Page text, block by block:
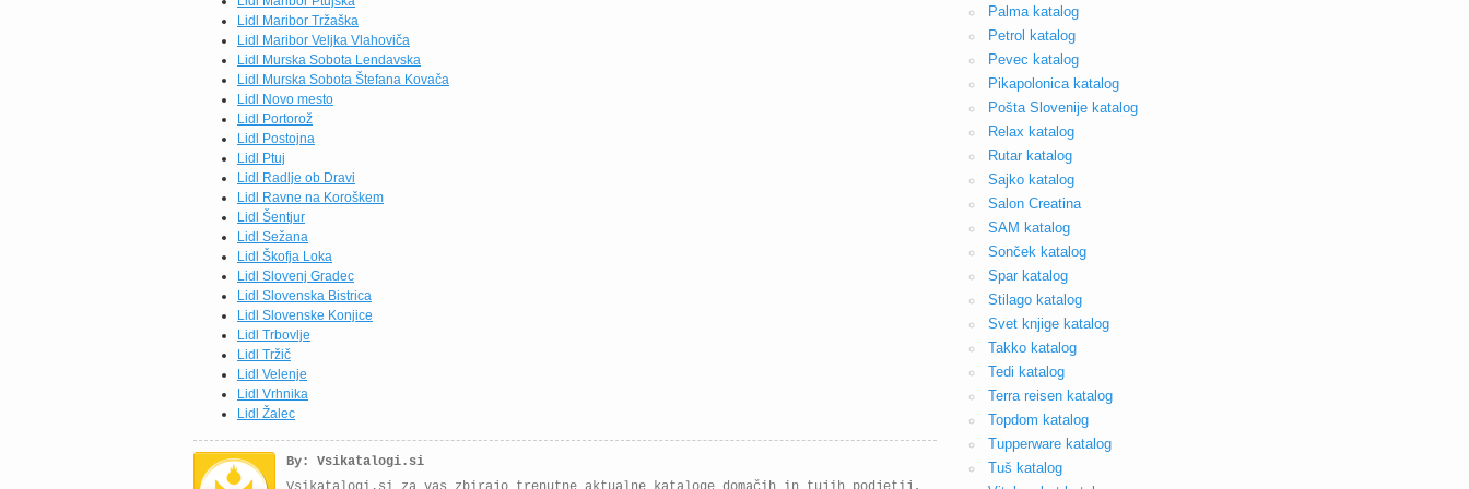
Lidl Maribor Tržaška
Lidl Maribor Veljka Vlahoviča
Lidl Murska Sobota Lendavska
Lidl Murska Sobota Štefana Kovača
Lidl Novo mesto
Lidl Portorož
Lidl Postojna
Lidl Ptuj
Lidl Radlje ob Dravi
Lidl Ravne na Koroškem
Lidl Šentjur
Lidl Sežana
Lidl Škofja Loka
Lidl Slovenj Gradec
Lidl Slovenska Bistrica
Lidl Slovenske Konjice
Lidl Trbovlje
Lidl Tržič
Lidl Velenje
Lidl Vrhnika
Lidl Žalec
By: Vsikatalogi.si
Palma katalog
Petrol katalog
Pevec katalog
Pikapolonica katalog
Pošta Slovenije katalog
Relax katalog
Rutar katalog
Sajko katalog
Salon Creatina
SAM katalog
Sonček katalog
Spar katalog
Stilago katalog
Svet knjige katalog
Takko katalog
Tedi katalog
Terra reisen katalog
Topdom katalog
Tupperware katalog
Tuš katalog